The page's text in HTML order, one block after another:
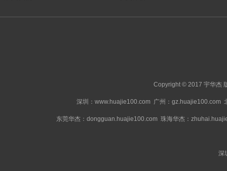
Copyright © 2017 宇华杰
深圳：www.huajie100.com 广州：gz.huajie100.com
东莞华杰：dongguan.huajie100.com 珠海华杰：
深